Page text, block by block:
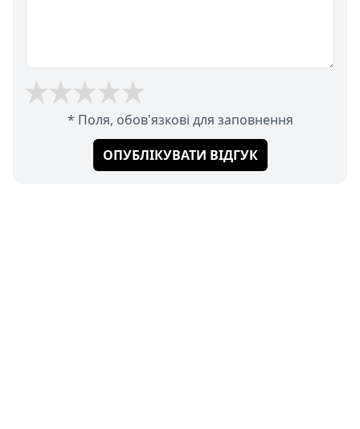
* Поля, обов'язкові для заповнення
ОПУБЛІКУВАТИ ВІДГУК